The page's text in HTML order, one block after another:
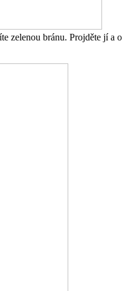
zelenou bránu. Projděte jí a